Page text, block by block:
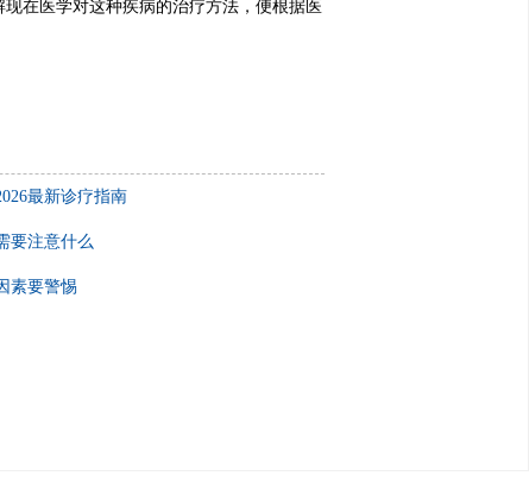
在医学对这种疾病的治疗方法，便根据医
最新诊疗指南
要注意什么
素要警惕